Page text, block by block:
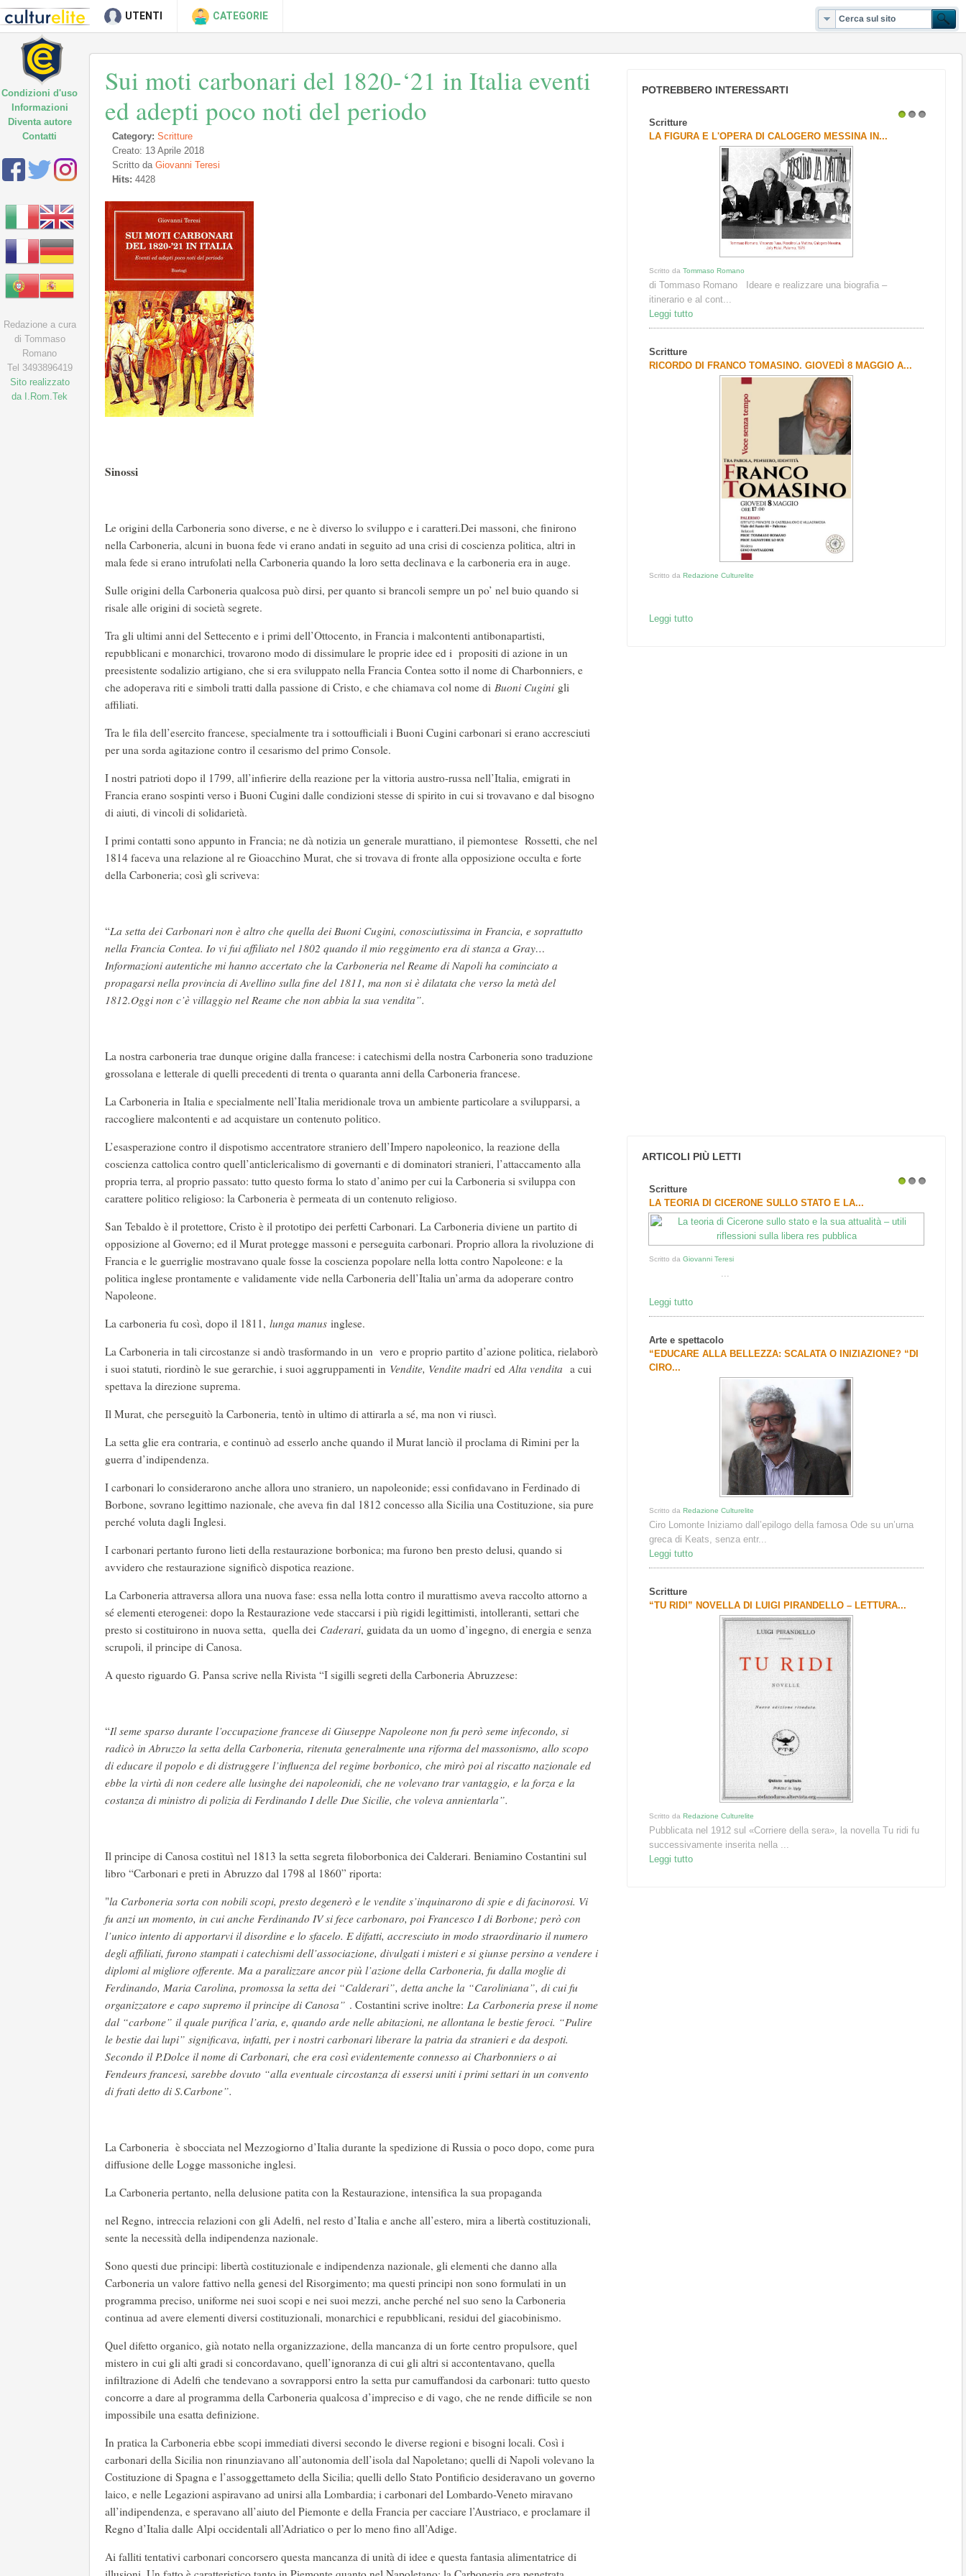
UTENTI CATEGORIE
Sui moti carbonari del 1820-‘21 in Italia eventi
ed adepti poco noti del periodo
Category: Scritture
Creato: 13 Aprile 2018
Scritto da Giovanni Teresi
Hits: 4428
Sinossi
Le origini della Carboneria sono diverse, e ne è diverso lo sviluppo e i caratteri.Dei massoni, che finirono
nella Carboneria, alcuni in buona fede vi erano andati in seguito ad una crisi di coscienza politica, altri in
mala fede si erano intrufolati nella Carboneria quando la loro setta declinava e la carboneria era in auge.
Sulle origini della Carboneria qualcosa può dirsi, per quanto si brancoli sempre un po’ nel buio quando si
risale alle origini di società segrete.
Tra gli ultimi anni del Settecento e i primi dell’Ottocento, in Francia i malcontenti antibonapartisti,
repubblicani e monarchici, trovarono modo di dissimulare le proprie idee ed i propositi di azione in un
preesistente sodalizio artigiano, che si era sviluppato nella Francia Contea sotto il nome di Charbonniers, e
che adoperava riti e simboli tratti dalla passione di Cristo, e che chiamava col nome di Buoni Cugini gli
affiliati.
Tra le fila dell’esercito francese, specialmente tra i sottoufficiali i Buoni Cugini carbonari si erano accresciuti
per una sorda agitazione contro il cesarismo del primo Console.
I nostri patrioti dopo il 1799, all’infierire della reazione per la vittoria austro-russa nell’Italia, emigrati in
Francia erano sospinti verso i Buoni Cugini dalle condizioni stesse di spirito in cui si trovavano e dal bisogno
di aiuti, di vincoli di solidarietà.
I primi contatti sono appunto in Francia; ne dà notizia un generale murattiano, il piemontese Rossetti, che nel
1814 faceva una relazione al re Gioacchino Murat, che si trovava di fronte alla opposizione occulta e forte
della Carboneria; così gli scriveva:
“La setta dei Carbonari non è altro che quella dei Buoni Cugini, conosciutissima in Francia, e soprattutto
nella Francia Contea. Io vi fui affiliato nel 1802 quando il mio reggimento era di stanza a Gray…
Informazioni autentiche mi hanno accertato che la Carboneria nel Reame di Napoli ha cominciato a
propagarsi nella provincia di Avellino sulla fine del 1811, ma non si è dilatata che verso la metà del
1812.Oggi non c’è villaggio nel Reame che non abbia la sua vendita”.
La nostra carboneria trae dunque origine dalla francese: i catechismi della nostra Carboneria sono traduzione
grossolana e letterale di quelli precedenti di trenta o quaranta anni della Carboneria francese.
La Carboneria in Italia e specialmente nell’Italia meridionale trova un ambiente particolare a svilupparsi, a
raccogliere malcontenti e ad acquistare un contenuto politico.
L’esasperazione contro il dispotismo accentratore straniero dell’Impero napoleonico, la reazione della
coscienza cattolica contro quell’anticlericalismo di governanti e di dominatori stranieri, l’attaccamento alla
propria terra, al proprio passato: tutto questo forma lo stato d’animo per cui la Carboneria si sviluppa con
carattere politico religioso: la Carboneria è permeata di un contenuto religioso.
San Tebaldo è il protettore, Cristo è il prototipo dei perfetti Carbonari. La Carboneria diviene un partito di
opposizione al Governo; ed il Murat protegge massoni e perseguita carbonari. Proprio allora la rivoluzione di
Francia e le guerriglie mostravano quale fosse la coscienza popolare nella lotta contro Napoleone: e la
politica inglese prontamente e validamente vide nella Carboneria dell’Italia un’arma da adoperare contro
Napoleone.
La carboneria fu così, dopo il 1811, lunga manus inglese.
La Carboneria in tali circostanze si andò trasformando in un vero e proprio partito d’azione politica, rielaborò
i suoi statuti, riordinò le sue gerarchie, i suoi aggruppamenti in Vendite, Vendite madri edAlta vendita a cui
spettava la direzione suprema.
Il Murat, che perseguitò la Carboneria, tentò in ultimo di attirarla a sé, ma non vi riuscì.
La setta glie era contraria, e continuò ad esserlo anche quando il Murat lanciò il proclama di Rimini per la
guerra d’indipendenza.
I carbonari lo considerarono anche allora uno straniero, un napoleonide; essi confidavano in Ferdinado di
Borbone, sovrano legittimo nazionale, che aveva fin dal 1812 concesso alla Sicilia una Costituzione, sia pure
perché voluta dagli Inglesi.
I carbonari pertanto furono lieti della restaurazione borbonica; ma furono ben presto delusi, quando si
avvidero che restaurazione significò dispotica reazione.
La Carboneria attraversa allora una nuova fase: essa nella lotta contro il murattismo aveva raccolto attorno a
sé elementi eterogenei: dopo la Restaurazione vede staccarsi i più rigidi legittimisti, intolleranti, settari che
presto si costituirono in nuova setta, quella dei Caderari, guidata da un uomo d’ingegno, di energia e senza
scrupoli, il principe di Canosa.
A questo riguardo G. Pansa scrive nella Rivista “I sigilli segreti della Carboneria Abruzzese:
“Il seme sparso durante l’occupazione francese di Giuseppe Napoleone non fu però seme infecondo, si
radicò in Abruzzo la setta della Carboneria, ritenuta generalmente una riforma del massonismo, allo scopo
di educare il popolo e di distruggere l’influenza del regime borbonico, che mirò poi al riscatto nazionale ed
ebbe la virtù di non cedere alle lusinghe dei napoleonidi, che ne volevano trar vantaggio, e la forza e la
costanza di ministro di polizia di Ferdinando I delle Due Sicilie, che voleva annientarla”.
Il principe di Canosa costituì nel 1813 la setta segreta filoborbonica dei Calderari. Beniamino Costantini sul
libro “Carbonari e preti in Abruzzo dal 1798 al 1860” riporta:
"la Carboneria sorta con nobili scopi, presto degenerò e le vendite s’inquinarono di spie e di facinorosi. Vi
fu anzi un momento, in cui anche Ferdinando IV si fece carbonaro, poi Francesco I di Borbone; però con
l’unico intento di apportarvi il disordine e lo sfacelo. E difatti, accresciuto in modo straordinario il numero
degli affiliati, furono stampati i catechismi dell’associazione, divulgati i misteri e si giunse persino a vendere i
diplomi al migliore offerente. Ma a paralizzare ancor più l’azione della Carboneria, fu dalla moglie di
Ferdinando, Maria Carolina, promossa la setta dei “Calderari”, detta anche la “Caroliniana”, di cui fu
organizzatore e capo supremo il principe di Canosa” . Costantini scrive inoltre: La Carboneria prese il nome
dal “carbone” il quale purifica l’aria, e, quando arde nelle abitazioni, ne allontana le bestie feroci. “Pulire
le bestie dai lupi” significava, infatti, per i nostri carbonari liberare la patria da stranieri e da despoti.
Secondo il P.Dolce il nome di Carbonari, che era così evidentemente connesso ai Charbonniers o ai
Fendeurs francesi, sarebbe dovuto “alla eventuale circostanza di essersi uniti i primi settari in un convento
di frati detto di S.Carbone”.
La Carboneria è sbocciata nel Mezzogiorno d’Italia durante la spedizione di Russia o poco dopo, come pura
diffusione delle Logge massoniche inglesi.
La Carboneria pertanto, nella delusione patita con la Restaurazione, intensifica la sua propaganda
nel Regno, intreccia relazioni con gli Adelfi, nel resto d’Italia e anche all’estero, mira a libertà costituzionali,
sente la necessità della indipendenza nazionale.
Sono questi due principi: libertà costituzionale e indipendenza nazionale, gli elementi che danno alla
Carboneria un valore fattivo nella genesi del Risorgimento; ma questi principi non sono formulati in un
programma preciso, uniforme nei suoi scopi e nei suoi mezzi, anche perché nel suo seno la Carboneria
continua ad avere elementi diversi costituzionali, monarchici e repubblicani, residui del giacobinismo.
Quel difetto organico, già notato nella organizzazione, della mancanza di un forte centro propulsore, quel
mistero in cui gli alti gradi si concordavano, quell’ignoranza di cui gli altri si accontentavano, quella
infiltrazione di Adelfi che tendevano a sovrapporsi entro la setta pur camuffandosi da carbonari: tutto questo
concorre a dare al programma della Carboneria qualcosa d’impreciso e di vago, che ne rende difficile se non
impossibile una esatta definizione.
In pratica la Carboneria ebbe scopi immediati diversi secondo le diverse regioni e bisogni locali. Così i
carbonari della Sicilia non rinunziavano all’autonomia dell’isola dal Napoletano; quelli di Napoli volevano la
Costituzione di Spagna e l’assoggettameto della Sicilia; quelli dello Stato Pontificio desideravano un governo
laico, e nelle Legazioni aspiravano ad unirsi alla Lombardia; i carbonari del Lombardo-Veneto miravano
all’indipendenza, e speravano all’aiuto del Piemonte e della Francia per cacciare l’Austriaco, e proclamare il
Regno d’Italia dalle Alpi occidentali all’Adriatico o per lo meno fino all’Adige.
Ai falliti tentativi carbonari concorsero questa mancanza di unità di idee e questa fantasia alimentatrice di
POTREBBERO INTERESSARTI
Scritture
LA FIGURA E L'OPERA DI CALOGERO MESSINA IN...
Scritto daTommaso Romano
di Tommaso Romano Ideare e realizzare una biografia –
itinerario e al cont...
Leggi tutto
Scritture
RICORDO DI FRANCO TOMASINO. GIOVEDÌ 8 MAGGIO A...
Scritto daRedazione Culturelite
Leggi tutto
ARTICOLI PIÙ LETTI
Scritture
LA TEORIA DI CICERONE SULLO STATO E LA...
Scritto daGiovanni Teresi
...
Leggi tutto
Arte e spettacolo
“EDUCARE ALLA BELLEZZA: SCALATA O INIZIAZIONE? “DI
CIRO...
Scritto daRedazione Culturelite
Ciro Lomonte Iniziamo dall’epilogo della famosa Ode su un’urna
greca di Keats, senza entr...
Leggi tutto
Scritture
“TU RIDI” NOVELLA DI LUIGI PIRANDELLO – LETTURA...
Scritto daRedazione Culturelite
Pubblicata nel 1912 sul «Corriere della sera», la novella Tu ridi fu
successivamente inserita nella ...
Leggi tutto
Condizioni d'uso
Informazioni
Diventa autore
Contatti
Redazione a cura
di Tommaso
Romano
Tel 3493896419
Sito realizzato
da I.Rom.Tek